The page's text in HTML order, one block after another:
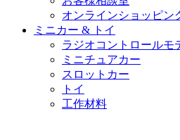
オンラインショッピン
ミニカー & トイ
ラジオコントロールモ
ミニチュアカー
スロットカー
トイ
工作材料